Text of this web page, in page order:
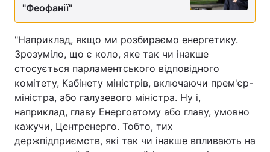
"Феофанії"
"Наприклад, якщо ми розбираємо енергетику.
Зрозуміло, що є коло, яке так чи інакше
стосується парламентського відповідного
комітету, Кабінету міністрів, включаючи прем'єр-
міністра, або галузевого міністра. Ну і,
наприклад, главу Енергоатому або главу, умовно
кажучи, Центренерго. Тобто, тих
держпідприємств, які так чи інакше впливають на